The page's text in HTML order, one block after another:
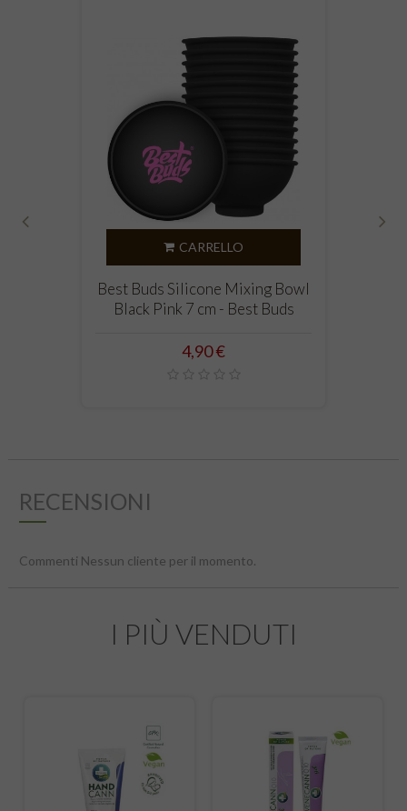
CARRELLO
Best Buds Silicone Mixing Bowl
Black Pink 7 cm - Best Buds
Prezzo
4,90 €
RECENSIONI
Commenti Nessun cliente per il momento.
I PIÙ VENDUTI